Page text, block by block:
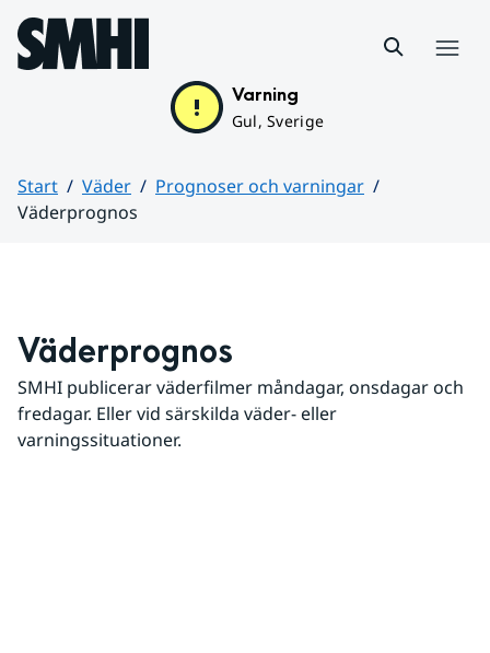
Hoppa till sidans innehåll
Varning
Gul, Sverige
Start Väder
Prognoser och varningar
Väderprognos
Väderprognos
SMHI publicerar väderfilmer måndagar, onsdagar och
fredagar. Eller vid särskilda väder- eller
varningssituationer.